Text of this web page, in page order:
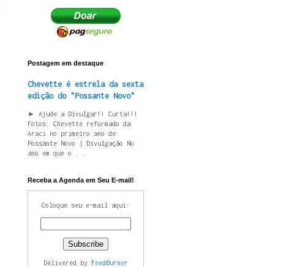
Postagem em destaque
Chevette é estrela da sexta
edição do "Possante Novo"
► Ajude a Divulgar!! Curta!!!
Fotos: Chevette reformado da
Araci no primeiro ano de
Possante Novo | Divulgação No
ano em que o ...
Receba a Agenda em Seu E-mail!
Coloque seu e-mail aqui:
Delivered by FeedBurner